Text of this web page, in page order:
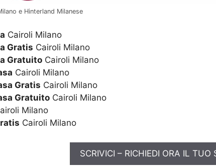
e Hinterland Milanese
Cairoli Milano
Gratis Cairoli Milano
Gratuito Cairoli Milano
Cairoli Milano
Gratis Cairoli Milano
Gratuito Cairoli Milano
Milano
Cairoli Milano
SCRIVICI – RICHIEDI ORA IL TUO